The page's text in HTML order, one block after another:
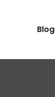
Blog